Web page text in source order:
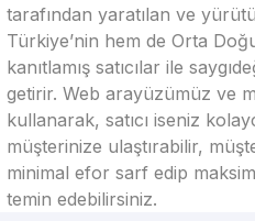
tarafından yaratılan ve
Türkiye’nin hem de Orta
kanıtlamış satıcılar ile
getirir. Web arayüzümüz ve
kullanarak, satıcı iseniz
müşterinize ulaştırabilir,
minimal efor sarf edip
temin edebilirsiniz.